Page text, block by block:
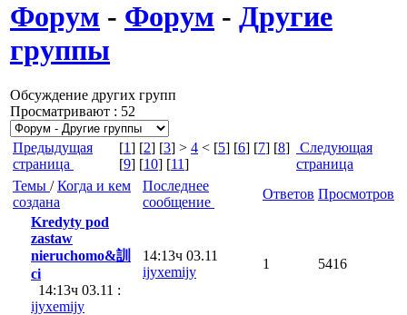
Форум - Форум - Другие
группы
Обсуждение других групп
Просматривают : 52
Предыдущая
страница
[1] [2] [3] > 4 < [5] [6] [7] [8]
[9] [10] [11]
Следующая
страница
Темы /Когда и кем
создана
Последнее
сообщение
Ответов Просмотров
Kredyty pod
zastaw
nieruchomo&訓
ci
14:13ч 03.11 :
ijyxemijy
14:13ч 03.11
ijyxemijy
1 5416